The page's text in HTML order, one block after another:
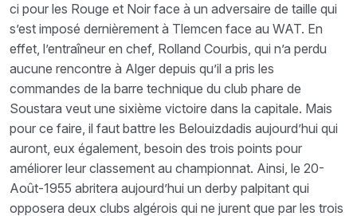
ci pour les Rouge et Noir face à un adversaire de taille qui
s’est imposé dernièrement à Tlemcen face au WAT. En
effet, l’entraîneur en chef, Rolland Courbis, qui n’a perdu
aucune rencontre à Alger depuis qu’il a pris les
commandes de la barre technique du club phare de
Soustara veut une sixième victoire dans la capitale. Mais
pour ce faire, il faut battre les Belouizdadis aujourd’hui qui
auront, eux également, besoin des trois points pour
améliorer leur classement au championnat. Ainsi, le 20-
Août-1955 abritera aujourd’hui un derby palpitant qui
opposera deux clubs algérois qui ne jurent que par les trois